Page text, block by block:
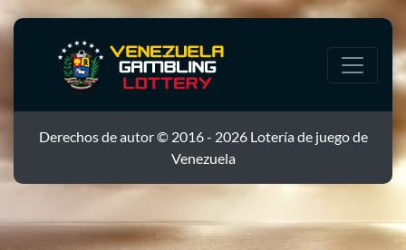
Derechos de autor © 2016 - 2026 Lotería de juego de
Venezuela